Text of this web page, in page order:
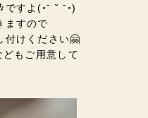
ですよ(◦ˉ ˘ ˉ◦)
ますので
付けください🤗
もご用意して